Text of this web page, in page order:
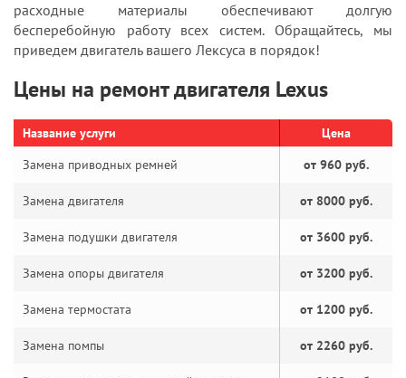
расходные материалы обеспечивают долгую
бесперебойную работу всех систем. Обращайтесь, мы
приведем двигатель вашего Лексуса в порядок!
Цены на ремонт двигателя Lexus
Название услуги
Цена
Замена приводных ремней
от 960 руб.
Замена двигателя от 8000 руб.
Замена подушки двигателя от 3600 руб.
Замена опоры двигателя от 3200 руб.
Замена термостата от 1200 руб.
Замена помпы от 2260 руб.